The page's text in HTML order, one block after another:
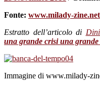
Fonte: www.milady-zine.net
Estratto dell’articolo di
una grande crisi una
Immagine di www.milady-